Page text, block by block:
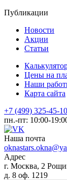
Публикации
Новости
Акции
Статьи
Цены на
Наши
Карта сайта
+7 (499) 325-45-10
пн.-пт: 10:00-
Наша почта
Адрес
г. Москва, 2
д. 8 оф. 1219